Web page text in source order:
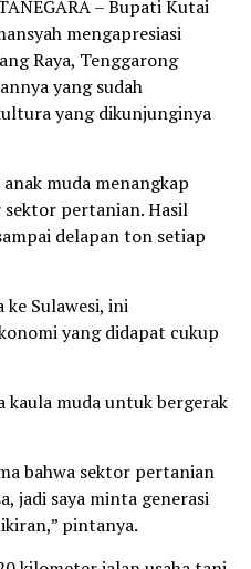
– Bupati Kutai
mengapresiasi
Raya, Tenggarong
yang sudah
yang dikunjunginya
muda menangkap
pertanian. Hasil
delapan ton setiap
Sulawesi, ini
yang didapat cukup
kaula muda untuk bergerak
bahwa sektor pertanian
jadi saya minta generasi
pintanya.